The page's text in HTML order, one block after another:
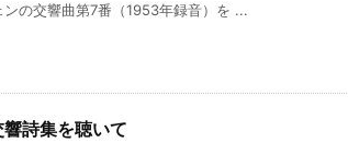
の交響曲第7番（1953年録音）を ...
詩集を聴いて